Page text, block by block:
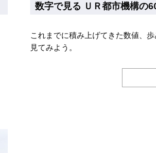
数字で見る ＵＲ都市機構の
これまでに積み上げてきた数値、
見てみよう。